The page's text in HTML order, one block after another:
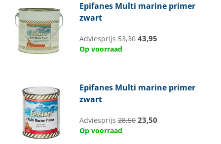
Epifanes Multi marine primer
zwart
Adviesprijs53,30 43,95
Op voorraad
Epifanes Multi marine primer
zwart
Adviesprijs28,50 23,50
Op voorraad